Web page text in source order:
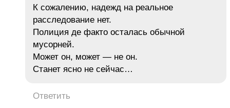
К сожалению, надежд на реальное
расследование нет.
Полиция де факто осталась обычной
мусорней.
Может он, может — не он.
Станет ясно не сейчас…
Ответить